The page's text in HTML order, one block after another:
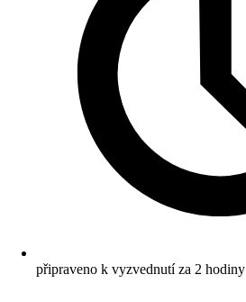
připraveno k vyzvednutí za 2 hodiny